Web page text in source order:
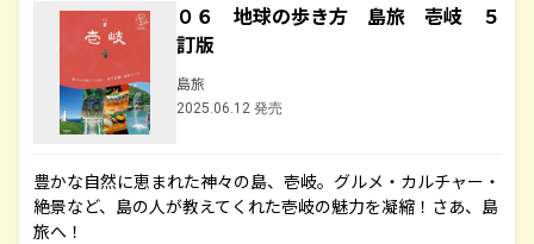
０６ 地球の歩き方 島旅 壱岐 ５
訂版
島旅
2025.06.12 発売
豊かな自然に恵まれた神々の島、壱岐。グルメ・カルチャー・
絶景など、島の人が教えてくれた壱岐の魅力を凝縮！さあ、島
旅へ！